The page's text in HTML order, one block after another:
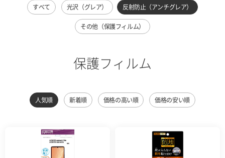
すべて 光沢（グレア） 反射防止（アンチグレア）
その他（保護フィルム）
保護フィルム
人気順 新着順 価格の高い順 価格の安い順